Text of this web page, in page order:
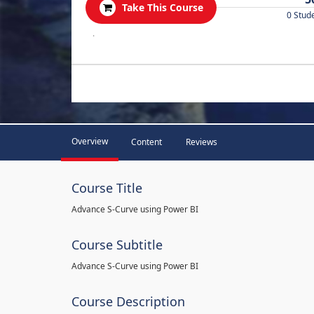
Take This Course
0
.
Overview Content Reviews
Course Title
Advance S-Curve using Power BI
Course Subtitle
Advance S-Curve using Power BI
Course Description